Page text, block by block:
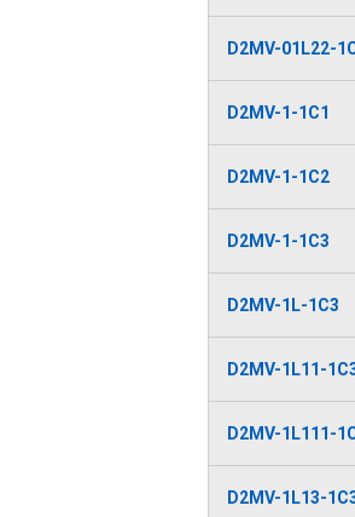
D2MV-01L22-
D2MV-1-1C1
D2MV-1-1C2
D2MV-1-1C3
D2MV-1L-1C3
D2MV-1L11-
D2MV-1L111-
D2MV-1L13-